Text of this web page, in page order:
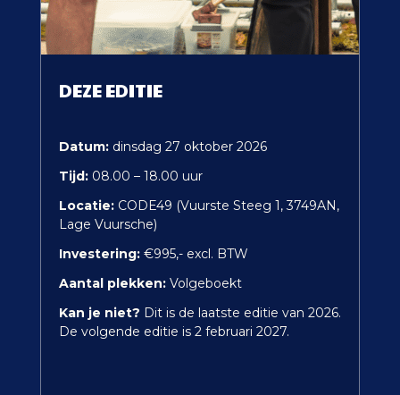
DEZE EDITIE
Datum:dinsdag 27 oktober 2026
Tijd:08.00 – 18.00 uur
Locatie:CODE49 (Vuurste Steeg 1, 3749AN,
Lage Vuursche)
Investering:€995,- excl. BTW
Aantal plekken:Volgeboekt
Kan je niet? Dit is de laatste editie van 2026.
De volgende editie is 2 februari 2027.